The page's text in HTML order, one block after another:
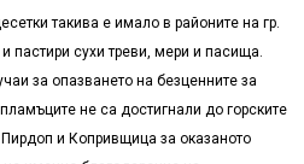
такива е имало в районите на гр.
пастири сухи треви, мери и пасища.
за опазването на безценните за
не са достигнали до горските
и Копривщица за оказаното